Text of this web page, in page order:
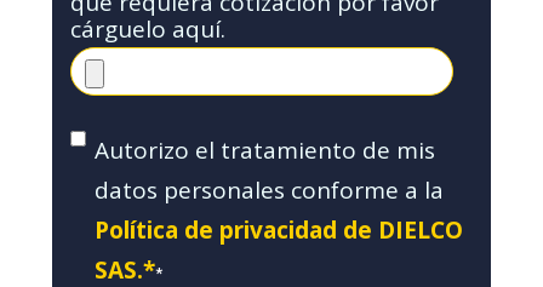
cárguelo aquí.
Autorizo el tratamiento de mis
datos personales conforme a la
Política de privacidad de DIELCO
SAS.**